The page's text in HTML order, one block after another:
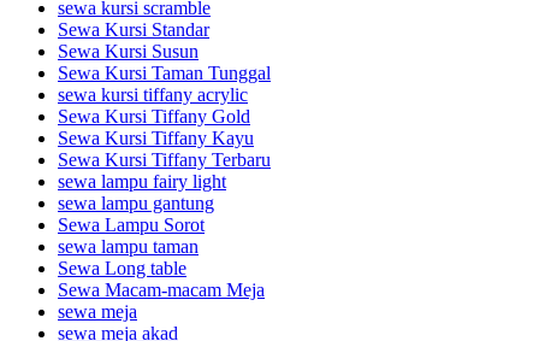
sewa kursi scramble
Sewa Kursi Standar
Sewa Kursi Susun
Sewa Kursi Taman Tunggal
sewa kursi tiffany acrylic
Sewa Kursi Tiffany Gold
Sewa Kursi Tiffany Kayu
Sewa Kursi Tiffany Terbaru
sewa lampu fairy light
sewa lampu gantung
Sewa Lampu Sorot
sewa lampu taman
Sewa Long table
Sewa Macam-macam Meja
sewa meja
sewa meja akad